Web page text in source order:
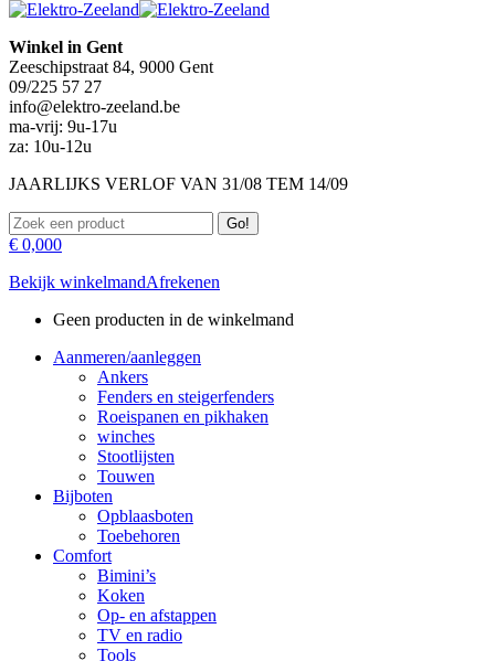
Winkel in Gent
Zeeschipstraat 84, 9000 Gent
09/225 57 27
info@elektro-zeeland.be
ma-vrij: 9u-17u
za: 10u-12u
JAARLIJKS VERLOF VAN 31/08 TEM 14/09
Zoeken:
€ 0,000
Bekijk winkelmandAfrekenen
Geen producten in de winkelmand
Aanmeren/aanleggen
Ankers
Fenders en steigerfenders
Roeispanen en pikhaken
winches
Stootlijsten
Touwen
Bijboten
Opblaasboten
Toebehoren
Comfort
Bimini’s
Koken
Op- en afstappen
TV en radio
Tools